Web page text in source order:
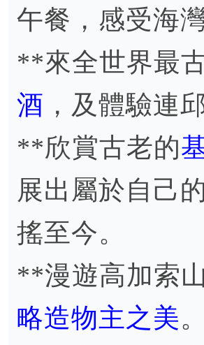
午餐，感受海
**來全世界最
酒 ，及體驗連
**欣賞古老的
展出屬於自己
搖至今。
**漫遊高加索
略造物主之美。